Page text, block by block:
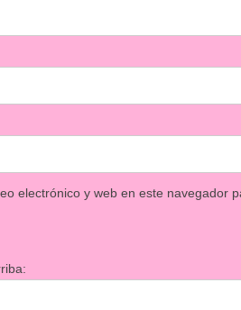
electrónico y web en este navegador